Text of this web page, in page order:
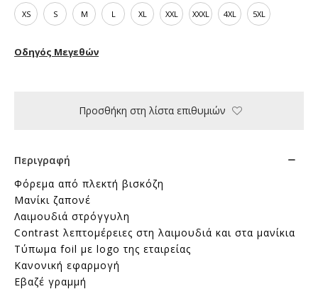
XS S M L XL XXL XXXL 4XL 5XL
Οδηγός Μεγεθών
Προσθήκη στη λίστα επιθυμιών
Περιγραφή
Φόρεμα από πλεκτή βισκόζη
Μανίκι ζαπονέ
Λαιμουδιά στρόγγυλη
Contrast λεπτομέρειες στη λαιμουδιά και στα μανίκια
Τύπωμα foil με logo της εταιρείας
Κανονική εφαρμογή
Εβαζέ γραμμή